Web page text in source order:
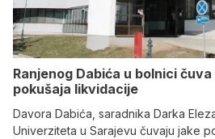
Ranjenog Dabića u bolnici
pokušaja likvidacije
Davora Dabića, saradnika Darka
Univerziteta u Sarajevu čuvaju jake